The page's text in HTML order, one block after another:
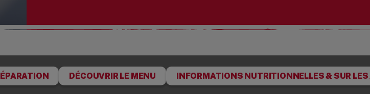
DÉCOUVRIR LE MENU INFORMATIONS NUTRITIONNELLES & SUR LES